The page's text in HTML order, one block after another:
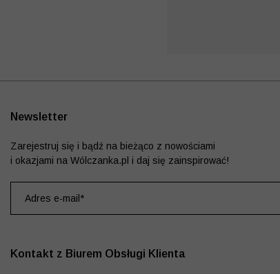
Kontakt z Biurem Obsługi Klienta
Newsletter
Zarejestruj się i bądź na bieżąco z nowościami
i okazjami na Wólczanka.pl i daj się zainspirować!